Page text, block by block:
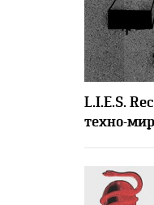
L.I.E.S.
техно-